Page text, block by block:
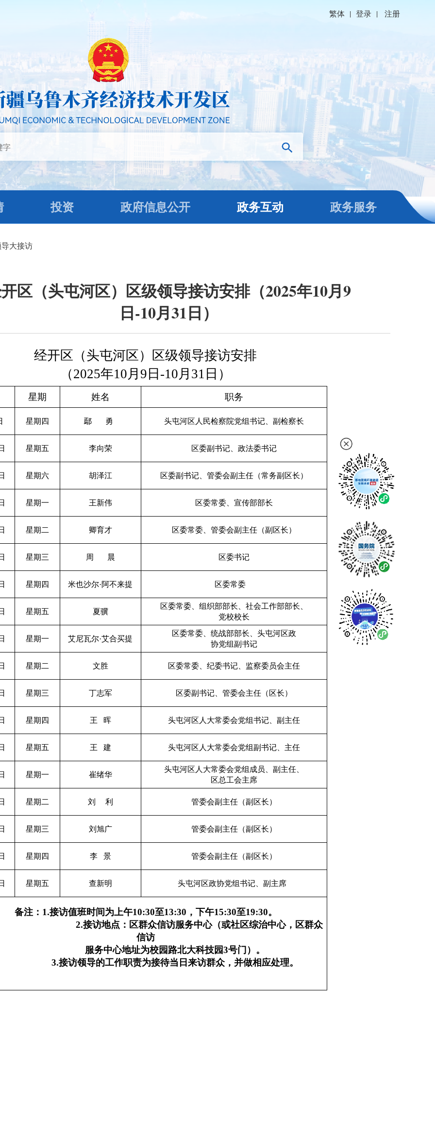
繁体 | 登录 | 注册
投资 政府信息公开 政务互动 政务服务
大接访
区（头屯河区）区级领导接访安排（2025年10月9
日-10月31日）
经开区（头屯河区）区级领导接访安排
（2025年10月9日-10月31日）
星期 姓名 职务
星期四 鄢 勇 头屯河区人民检察院党组书记、副检察长
星期五 李向荣 区委副书记、政法委书记
星期六 胡泽江 区委副书记、管委会副主任（常务副区长）
星期一 王新伟 区委常委、宣传部部长
星期二 卿育才 区委常委、管委会副主任（副区长）
星期三 周 晨 区委书记
星期四 米也沙尔·阿不来提 区委常委
星期五 夏骥
区委常委、组织部部长、社会工作部部长、
党校校长
星期一 艾尼瓦尔·艾合买提
区委常委、统战部部长、头屯河区政
协党组副书记
星期二 文胜 区委常委、纪委书记、监察委员会主任
星期三 丁志军 区委副书记、管委会主任（区长）
星期四 王 晖 头屯河区人大常委会党组书记、副主任
星期五 王 建 头屯河区人大常委会党组副书记、主任
星期一 崔绪华
头屯河区人大常委会党组成员、副主任、
区总工会主席
星期二 刘 利 管委会副主任（副区长）
星期三 刘旭广 管委会副主任（副区长）
星期四 李 景 管委会副主任（副区长）
星期五 查新明 头屯河区政协党组书记、副主席
备注： 1.接访值班时间为上午10:30至13:30 ，下午15:30至19:30。
2.接访地点：区群众信访服务中心（或社区综治中心，区群众
信访
服务中心地址为校园路北大科技园3号门）。
3.接访领导的工作职责为接待当日来访群众，并做相应处理。